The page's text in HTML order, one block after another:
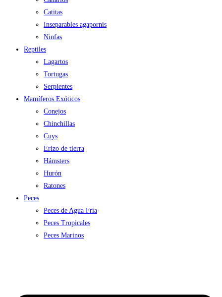
Catitas
Inseparables agapornis
Ninfas
Reptiles
Lagartos
Tortugas
Serpientes
Mamíferos Exóticos
Conejos
Chinchillas
Cuys
Erizo de tierra
Hámsters
Hurón
Ratones
Peces
Peces de Agua Fría
Peces Tropicales
Peces Marinos